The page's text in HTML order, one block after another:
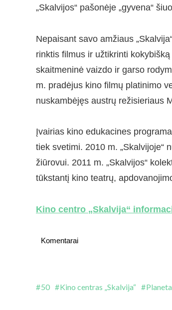
„Skalvijos“ pašonėje „gyvena“
Nepaisant savo amžiaus
rinktis filmus ir užtikrinti
skaitmeninė vaizdo ir garso
m. pradėjus kino filmų platinimo
nuskambėjęs austrų režisieriaus
Įvairias kino edukacines
tiek svetimi. 2010 m. „Skalvijoje“
žiūrovui. 2011 m. „Skalvijos“
tūkstantį kino teatrų,
Kino centro „Skalvija“
Komentarai
50 Kino centras „Skalvija“ Planeta